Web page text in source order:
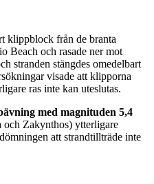
klippblock från de branta
Beach och rasade ner mot
stranden stängdes omedelbart
visade att klipporna
ras inte kan uteslutas.
med magnituden 5,4
Zakynthos) ytterligare
att strandtillträde inte